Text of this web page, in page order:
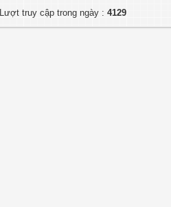
Lượt truy cập trong ngày : 4129